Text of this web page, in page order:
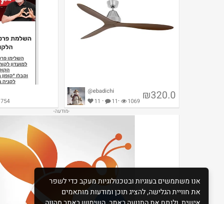
מאווררי תקרה במחירי חיסול.
₪320.0
@ebadichi
11 · 11· 1069
עולם הקולנוע קופון 50₪
754
אנו משתמשים בעוגיות ובטכנולוגיות מעקב כדי לשפר
את חוויית הגלישה, להציג תוכן ומודעות מותאמים